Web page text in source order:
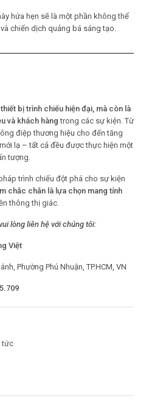
hứa hẹn sẽ là một phần không thể
chiến dịch quảng bá sáng tạo.
bị trình chiếu hiện đại, mà còn là
và khách hàng trong các sự kiện. Từ
điệp thương hiệu cho đến tăng
lạ – tất cả đều được thực hiện một
tượng.
trình chiếu đột phá cho sự kiện
chắc chắn là lựa chọn mang tính
thông thị giác.
lòng liên hệ với chúng tôi:
Việt
Phường Phú Nhuận, TP.HCM, VN
tức